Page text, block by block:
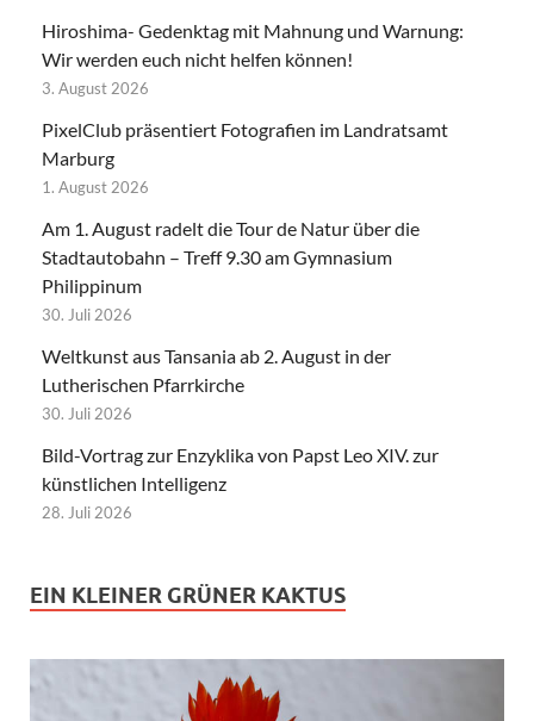
Hiroshima- Gedenktag mit Mahnung und Warnung:
Wir werden euch nicht helfen können!
3. August 2026
PixelClub präsentiert Fotografien im Landratsamt
Marburg
1. August 2026
Am 1. August radelt die Tour de Natur über die
Stadtautobahn – Treff 9.30 am Gymnasium
Philippinum
30. Juli 2026
Weltkunst aus Tansania ab 2. August in der
Lutherischen Pfarrkirche
30. Juli 2026
Bild-Vortrag zur Enzyklika von Papst Leo XIV. zur
künstlichen Intelligenz
28. Juli 2026
EIN KLEINER GRÜNER KAKTUS